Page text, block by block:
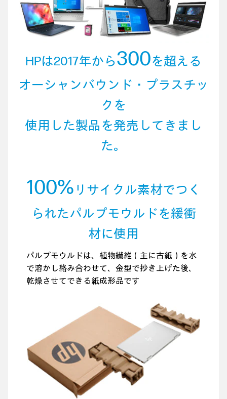
HPは2017年から300を超える
オーシャンバウンド・プラスチッ
クを
使用した製品を発売してきまし
た。
100% リサイクル素材でつく
られたパルプモウルドを緩衝
材に使用
パルプモウルドは、植物繊維（主に古紙）を水
で溶かし絡み合わせて、金型で抄き上げた後、
乾燥させてできる紙成形品です